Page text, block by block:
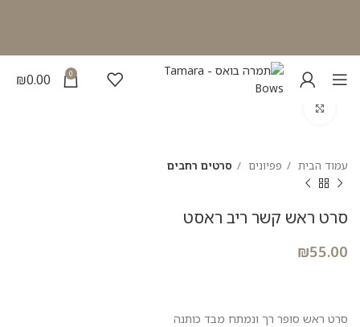
0
₪0.00
עמוד הבית פפיונים סרטים רחבים
סרט ראש קשר ריב ראסט
₪55.00
סרט ראש סופר רך ונמתח מבד כותנה